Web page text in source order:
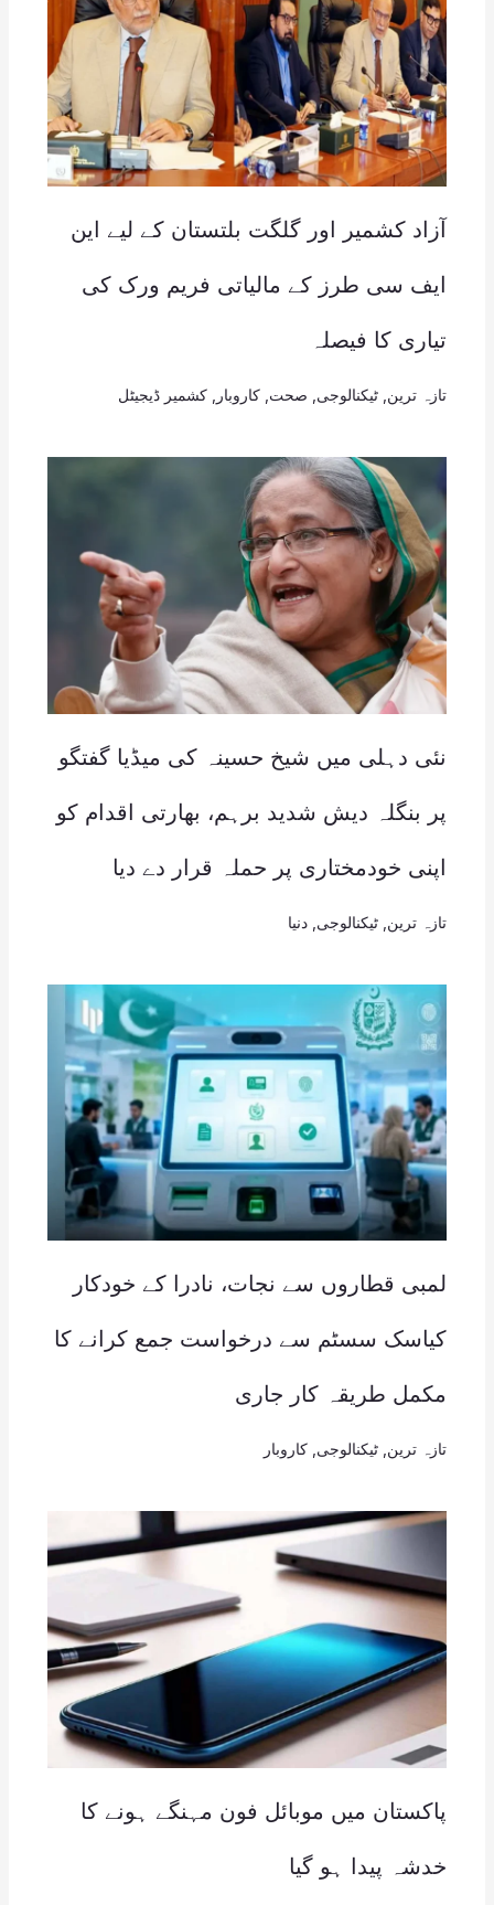
آزاد کشمیر اور گلگت بلتستان کے لیے این
ایف سی طرز کے مالیاتی فریم ورک کی
تیاری کا فیصلہ
تازہ ترین ٹیکنالوجی صحت کاروبار کشمیر ڈیجیٹل
نئی دہلی میں شیخ حسینہ کی میڈیا گفتگو
پر بنگلہ دیش شدید برہم، بھارتی اقدام کو
اپنی خودمختاری پر حملہ قرار دے دیا
تازہ ترین ٹیکنالوجی دنیا
لمبی قطاروں سے نجات، نادرا کے خودکار
کیاسک سسٹم سے درخواست جمع کرانے کا
مکمل طریقہ کار جاری
تازہ ترین ٹیکنالوجی کاروبار
پاکستان میں موبائل فون مہنگے ہونے کا
خدشہ پیدا ہو گیا